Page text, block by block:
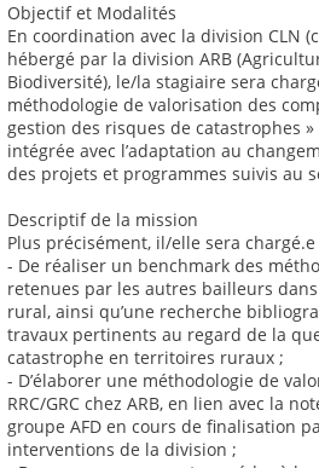
Objectif et Modalités
En coordination avec la division CLN
hébergé par la division ARB
Biodiversité), le/la stagiaire sera
méthodologie de valorisation des
gestion des risques de catastrophes
intégrée avec l’adaptation au
des projets et programmes suivis au
Descriptif de la mission
Plus précisément, il/elle sera chargé.e
- De réaliser un benchmark des
retenues par les autres bailleurs
rural, ainsi qu’une recherche
travaux pertinents au regard de la
catastrophe en territoires ruraux ;
- D’élaborer une méthodologie de
RRC/GRC chez ARB, en lien avec la
groupe AFD en cours de finalisation
interventions de la division ;